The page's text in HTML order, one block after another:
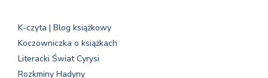
K-czyta | Blog książkowy
Koczowniczka o książkach
Literacki Świat Cyrysi
Rozkminy Hadyny